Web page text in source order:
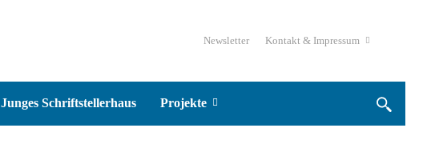
Newsletter Kontakt & Impressum
Junges Schriftstellerhaus Projekte